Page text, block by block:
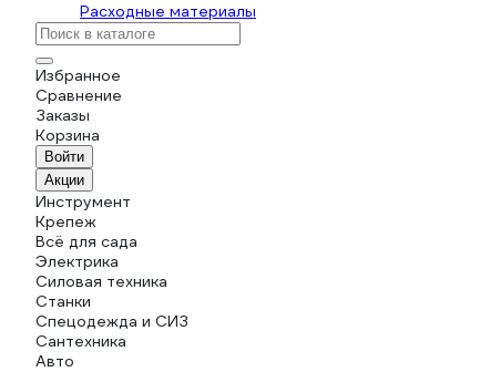
Расходные материалы
Избранное
Сравнение
Заказы
Корзина
Войти
Акции
Инструмент
Крепеж
Всё для сада
Электрика
Силовая техника
Станки
Спецодежда и СИЗ
Сантехника
Авто